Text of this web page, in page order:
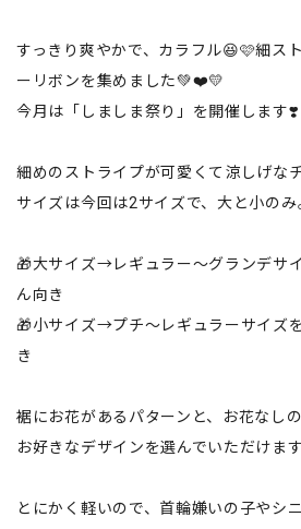
すっきり爽やかで、カラフル😆🩷細ス
ーリボンを集めました💚❤️💛
今月は「しましま祭り」を開催します❣️
細めのストライプが可愛くて涼しげな
サイズは今回は2サイズで、大と小のみ
🎁大サイズ→レギュラー〜グランデサ
ん向き
🎁小サイズ→プチ〜レギュラーサイズ
き
裾にお花があるパターンと、お花なし
お好きなデザインを選んでいただけ
とにかく軽いので、首輪嫌いの子やシ